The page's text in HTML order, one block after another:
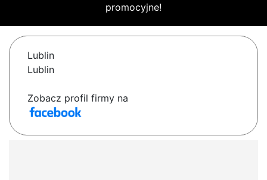
promocyjne!
Lublin
Lublin
Zobacz profil firmy na